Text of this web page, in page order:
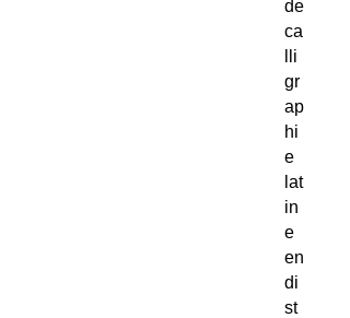
de
ca
lli
gr
ap
hi
e
lat
in
e
en
di
st